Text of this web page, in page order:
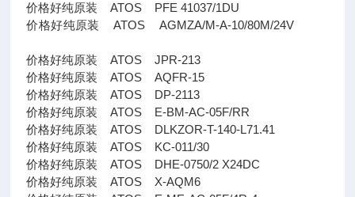
价格好纯原装 ATOS PFE 41037/1DU
价格好纯原装 ATOS AGMZA/M-A-10/80M/24V
价格好纯原装 ATOS JPR-213
价格好纯原装 ATOS AQFR-15
价格好纯原装 ATOS DP-2113
价格好纯原装 ATOS E-BM-AC-05F/RR
价格好纯原装 ATOS DLKZOR-T-140-L71.41
价格好纯原装 ATOS KC-011/30
价格好纯原装 ATOS DHE-0750/2 X24DC
价格好纯原装 ATOS X-AQM6